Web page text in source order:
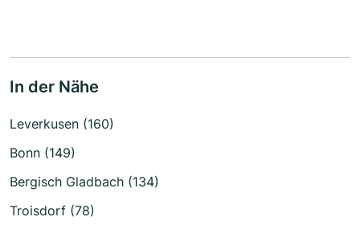
In der Nähe
Leverkusen (160)
Bonn (149)
Bergisch Gladbach (134)
Troisdorf (78)